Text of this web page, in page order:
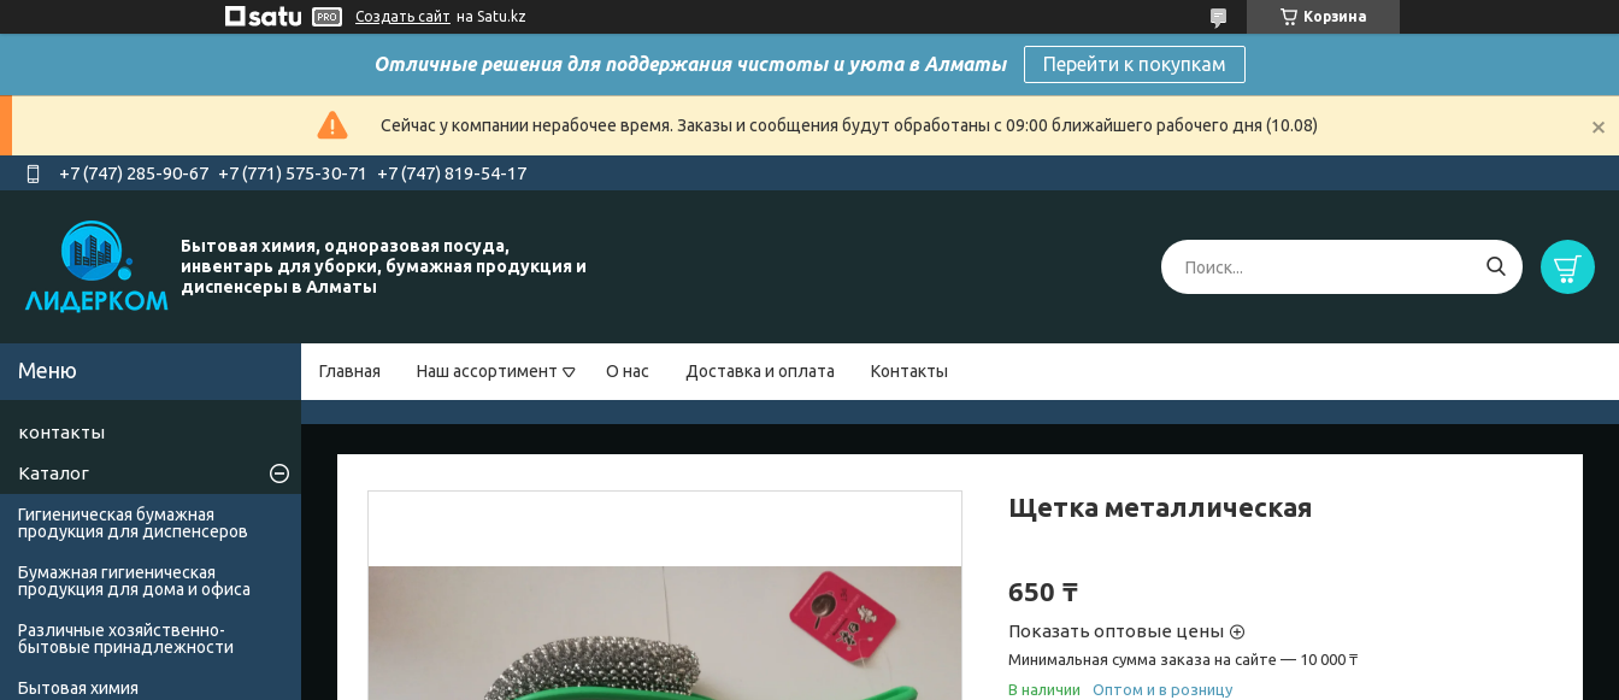
Создать сайт на Satu.kz Корзина
Отличные решения для поддержания чистоты и уюта в Алматы Перейти к покупкам
Сейчас у компании нерабочее время. Заказы и сообщения будут обработаны с 09:00 ближайшего рабочего дня (10.08)
+7 (747) 285-90-67 +7 (771) 575-30-71 +7 (747) 819-54-17
Бытовая химия, одноразовая посуда,
инвентарь для уборки, бумажная продукция и
диспенсеры в Алматы
Главная Наш ассортимент О нас Доставка и оплата Контакты
Щетка металлическая
650 ₸
Показать оптовые цены
Минимальная сумма заказа на сайте — 10 000 ₸
В наличии
Оптом и в розницу
контакты
Каталог
Гигиеническая бумажная
продукция для диспенсеров
Бумажная гигиеническая
продукция для дома и офиса
Различные хозяйственно-
бытовые принадлежности
Бытовая химия